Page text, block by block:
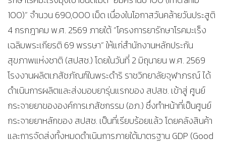
100)” จำนวน 690,000 เม็ด เนื่องในโอกาสวันคล้ายวันประสูติ
4 กรกฎาคม พ.ศ. 2569 ภายใต้ “โครงการยารักษาโรคมะเร็ง
เฉลิมพระเกียรติ 69 พรรษา” ให้แก่สำนักงานหลักประกัน
สุขภาพแห่งชาติ (สปสช.) โดยในวันที่ 2 มิถุนายน พ.ศ. 2569
โรงงานผลิตเภสัชภัณฑ์ในพระดําริ ราชวิทยาลัยจุฬาภรณ์ ได้
ดำเนินการผลิตและส่งมอบยารุ่นแรกของ สปสช. เข้าสู่ ศูนย์
กระจายยาขององค์การเภสัชกรรม (อภ.) ซึ่งทำหน้าที่เป็นศูนย์
กระจายยาหลักของ สปสช. เป็นที่เรียบร้อยแล้ว โดยคลังสินค้า
และการจัดส่งทั้งหมดดำเนินการภายใต้มาตรฐาน GDP (Good